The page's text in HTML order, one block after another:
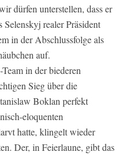
dürfen unterstellen, dass er
Selenskyj realer Präsident
in der Abschlussfolge als
auf.
in der biederen
Sieg über die
Boklan perfekt
eloquenten
hatte, klingelt wieder
Der, in Feierlaune, gibt das